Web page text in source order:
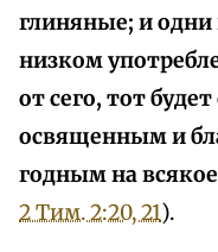
глиняные; и одни
низком
от сего, тот
освященным и
годным на
2 Тим. 2:20, 21).